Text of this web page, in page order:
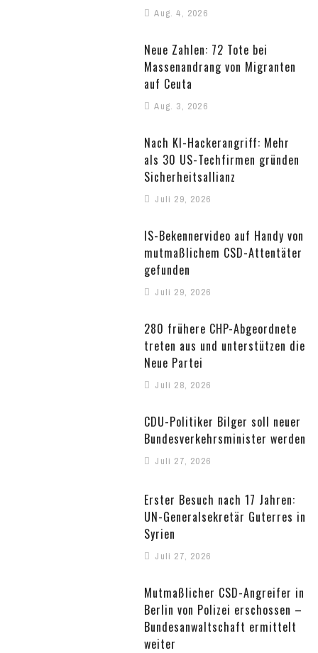
Aug. 4, 2026
Neue Zahlen: 72 Tote bei
Massenandrang von Migranten
auf Ceuta
Aug. 3, 2026
Nach KI-Hackerangriff: Mehr
als 30 US-Techfirmen gründen
Sicherheitsallianz
Juli 29, 2026
IS-Bekennervideo auf Handy von
mutmaßlichem CSD-Attentäter
gefunden
Juli 29, 2026
280 frühere CHP-Abgeordnete
treten aus und unterstützen die
Neue Partei
Juli 28, 2026
CDU-Politiker Bilger soll neuer
Bundesverkehrsminister werden
Juli 27, 2026
Erster Besuch nach 17 Jahren:
UN-Generalsekretär Guterres in
Syrien
Juli 27, 2026
Mutmaßlicher CSD-Angreifer in
Berlin von Polizei erschossen –
Bundesanwaltschaft ermittelt
weiter